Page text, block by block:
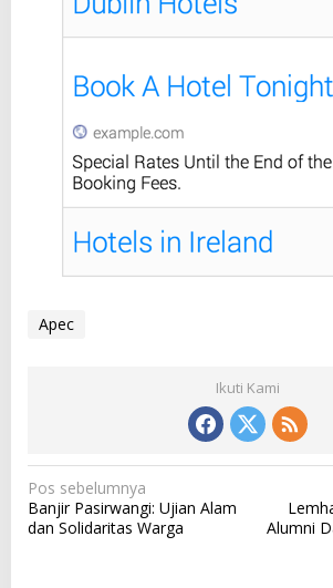
Apec
Ikuti Kami
N
a
Pos sebelumnya
Banjir Pasirwangi: Ujian Alam
dan Solidaritas Warga
Alumni